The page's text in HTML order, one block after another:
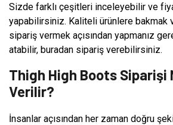
Sizde farklı çeşitleri inceleyebilir ve
yapabilirsiniz. Kaliteli ürünlere bakmak
sipariş vermek açısından yapmanız
atabilir, buradan sipariş verebilirsiniz.
Thigh High Boots Siparişi
Verilir?
İnsanlar açısından her zaman doğru